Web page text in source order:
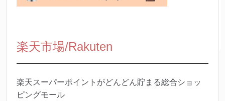
楽天市場/Rakuten
楽天スーパーポイントがどんどん貯まる総合ショッ
ピングモール